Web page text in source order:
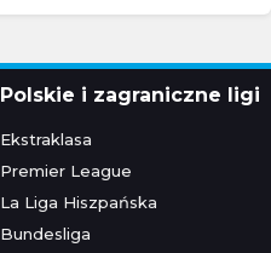
Polskie i zagraniczne ligi
Ekstraklasa
Premier League
La Liga Hiszpańska
Bundesliga